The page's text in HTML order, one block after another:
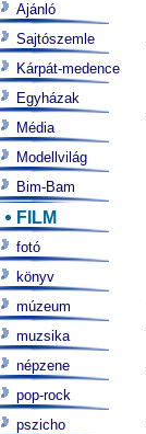
Ajánló
Sajtószemle
Kárpát-medence
Egyházak
Média
Modellvilág
Bim-Bam
FILM
fotó
könyv
múzeum
muzsika
népzene
pop-rock
pszicho